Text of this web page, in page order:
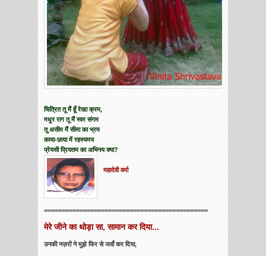
चित्रित तू मैं हूँ रेखा क्रम,
मधुर राग तू मैं स्वर संगम
तू असीम मैं सीमा का भ्रम
काया-छाया में रहस्यमय
प्रेयसी प्रियतम का अभिनय क्या?
महादेवी वर्मा
==============================================
मेरे जीने का थोड़ा सा, सामान कर दिया...
उनकी नज़रों ने मुझे फिर से जवाँ कर दिया,